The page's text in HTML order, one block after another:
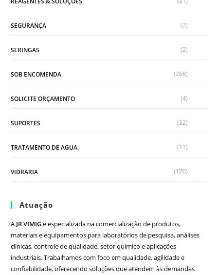
SEGURANÇA (2)
SERINGAS (2)
SOB ENCOMENDA (268)
SOLICITE ORÇAMENTO (4)
SUPORTES (22)
TRATAMENTO DE AGUA (11)
VIDRARIA (170)
Atuação
A JR VIMIGé especializada na comercialização de produtos,
materiais e equipamentos para laboratórios de pesquisa, análises
clínicas, controle de qualidade, setor químico e aplicações
industriais. Trabalhamos com foco em qualidade, agilidade e
confiabilidade, oferecendo soluções que atendem às demandas